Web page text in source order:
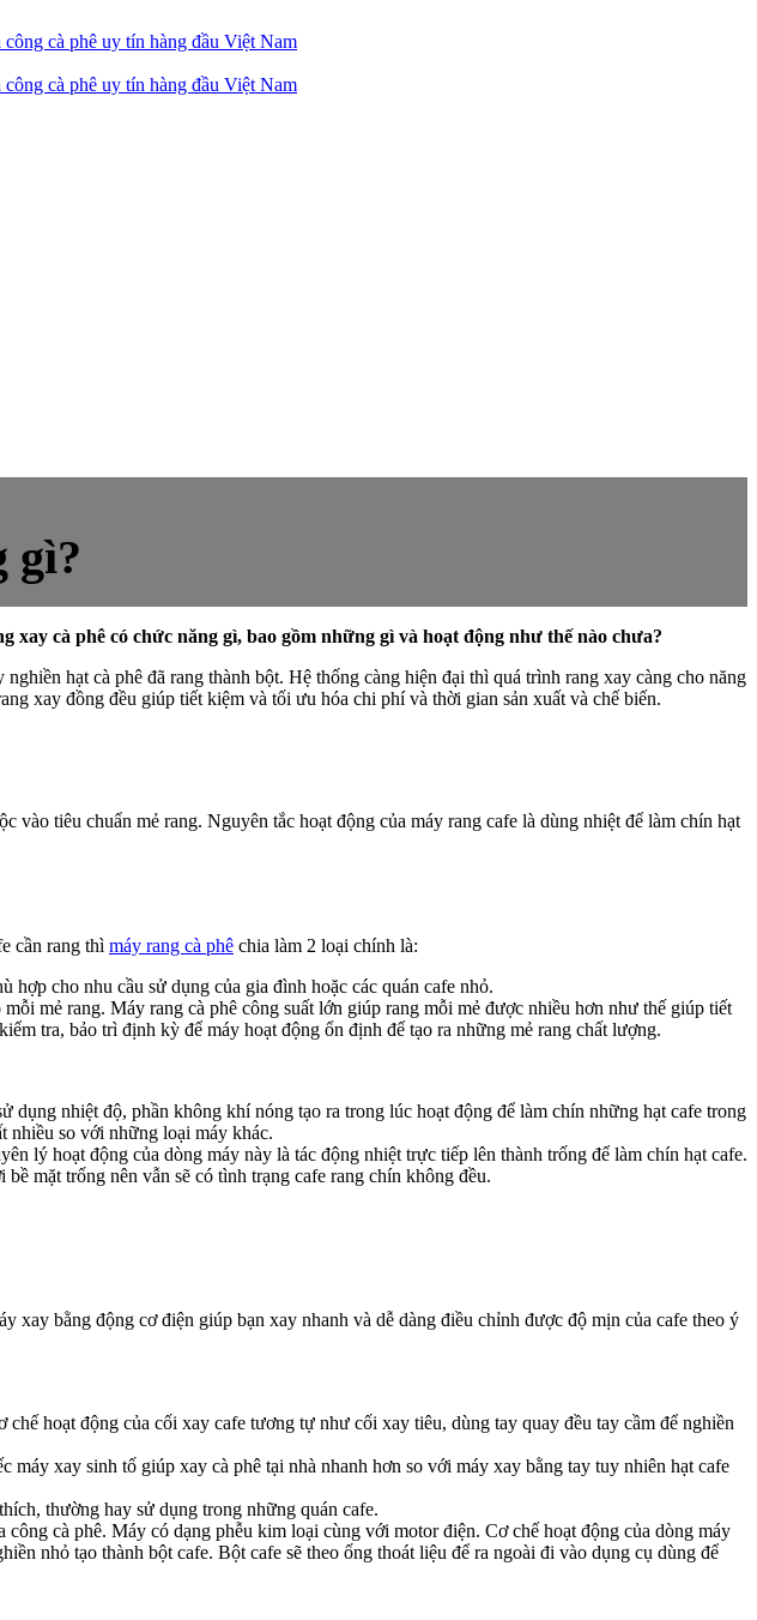
gì?
cà phê có chức năng gì, bao gồm những gì và hoạt động như thế nào chưa?
hạt cà phê đã rang thành bột. Hệ thống càng hiện đại thì quá trình rang xay càng cho năng
xay đồng đều giúp tiết kiệm và tối ưu hóa chi phí và thời gian sản xuất và chế biến.
tiêu chuẩn mẻ rang. Nguyên tắc hoạt động của máy rang cafe là dùng nhiệt để làm chín hạt
cần rang thì máy rang cà phê chia làm 2 loại chính là:
cho nhu cầu sử dụng của gia đình hoặc các quán cafe nhỏ.
mẻ rang. Máy rang cà phê công suất lớn giúp rang mỗi mẻ được nhiều hơn như thế giúp tiết
tra, bảo trì định kỳ để máy hoạt động ổn định để tạo ra những mẻ rang chất lượng.
dụng nhiệt độ, phần không khí nóng tạo ra trong lúc hoạt động để làm chín những hạt cafe trong
nhiều so với những loại máy khác.
lý hoạt động của dòng máy này là tác động nhiệt trực tiếp lên thành trống để làm chín hạt cafe.
mặt trống nên vẫn sẽ có tình trạng cafe rang chín không đều.
bằng động cơ điện giúp bạn xay nhanh và dễ dàng điều chỉnh được độ mịn của cafe theo ý
hoạt động của cối xay cafe tương tự như cối xay tiêu, dùng tay quay đều tay cầm để nghiền
xay sinh tố giúp xay cà phê tại nhà nhanh hơn so với máy xay bằng tay tuy nhiên hạt cafe
thường hay sử dụng trong những quán cafe.
cà phê. Máy có dạng phễu kim loại cùng với motor điện. Cơ chế hoạt động của dòng máy
nhỏ tạo thành bột cafe. Bột cafe sẽ theo ống thoát liệu để ra ngoài đi vào dụng cụ dùng để